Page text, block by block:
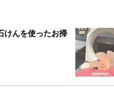
けんを使ったお掃